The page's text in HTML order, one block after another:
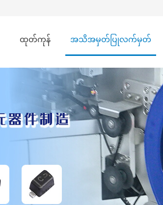
ထုတ်ကုန် အသိအမှတ်ပြုလက်မှတ်